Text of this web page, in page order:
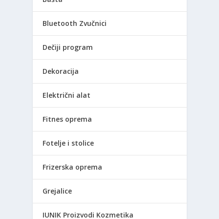
Bluetooth Zvučnici
Dečiji program
Dekoracija
Električni alat
Fitnes oprema
Fotelje i stolice
Frizerska oprema
Grejalice
IUNIK Proizvodi Kozmetika